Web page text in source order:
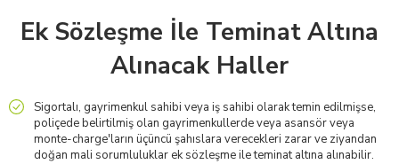
Ek Sözleşme İle Teminat Altına
Alınacak Haller
Sigortalı, gayrimenkul sahibi veya iş sahibi olarak temin edilmişse,
poliçede belirtilmiş olan gayrimenkullerde veya asansör veya
monte-charge'ların üçüncü şahıslara verecekleri zarar ve ziyandan
doğan mali sorumluluklar ek sözleşme ile teminat altına alınabilir.